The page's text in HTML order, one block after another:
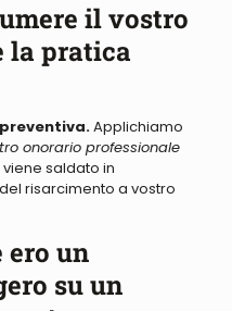
il vostro
la pratica
Applichiamo
onorario professionale
saldato in
risarcimento a vostro
ero un
su un